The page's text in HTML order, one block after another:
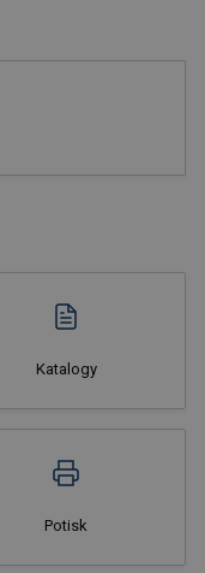
Katalogy
Potisk